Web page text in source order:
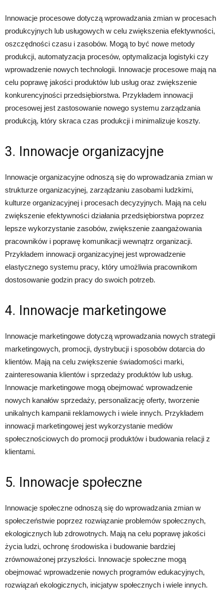
Innowacje procesowe dotyczą wprowadzania zmian w procesach
produkcyjnych lub usługowych w celu zwiększenia efektywności,
oszczędności czasu i zasobów. Mogą to być nowe metody
produkcji, automatyzacja procesów, optymalizacja logistyki czy
wprowadzenie nowych technologii. Innowacje procesowe mają na
celu poprawę jakości produktów lub usług oraz zwiększenie
konkurencyjności przedsiębiorstwa. Przykładem innowacji
procesowej jest zastosowanie nowego systemu zarządzania
produkcją, który skraca czas produkcji i minimalizuje koszty.
3. Innowacje organizacyjne
Innowacje organizacyjne odnoszą się do wprowadzania zmian w
strukturze organizacyjnej, zarządzaniu zasobami ludzkimi,
kulturze organizacyjnej i procesach decyzyjnych. Mają na celu
zwiększenie efektywności działania przedsiębiorstwa poprzez
lepsze wykorzystanie zasobów, zwiększenie zaangażowania
pracowników i poprawę komunikacji wewnątrz organizacji.
Przykładem innowacji organizacyjnej jest wprowadzenie
elastycznego systemu pracy, który umożliwia pracownikom
dostosowanie godzin pracy do swoich potrzeb.
4. Innowacje marketingowe
Innowacje marketingowe dotyczą wprowadzania nowych strategii
marketingowych, promocji, dystrybucji i sposobów dotarcia do
klientów. Mają na celu zwiększenie świadomości marki,
zainteresowania klientów i sprzedaży produktów lub usług.
Innowacje marketingowe mogą obejmować wprowadzenie
nowych kanałów sprzedaży, personalizację oferty, tworzenie
unikalnych kampanii reklamowych i wiele innych. Przykładem
innowacji marketingowej jest wykorzystanie mediów
społecznościowych do promocji produktów i budowania relacji z
klientami.
5. Innowacje społeczne
Innowacje społeczne odnoszą się do wprowadzania zmian w
społeczeństwie poprzez rozwiązanie problemów społecznych,
ekologicznych lub zdrowotnych. Mają na celu poprawę jakości
życia ludzi, ochronę środowiska i budowanie bardziej
zrównoważonej przyszłości. Innowacje społeczne mogą
obejmować wprowadzenie nowych programów edukacyjnych,
rozwiązań ekologicznych, inicjatyw społecznych i wiele innych.